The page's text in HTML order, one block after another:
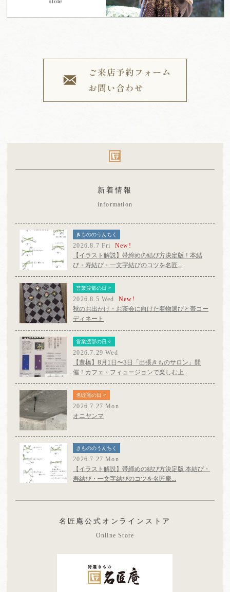
新着情報
information
きもののうんちく
2026.8.7 Fri New!
【イラスト解説】帯締めの結び方決定版！本結
び・寿結び・一文字結びのコツを名匠...
営業渡部の日々
2026.8.5 Wed New!
秋のお出かけ・お茶会に向けた着物選びと帯コー
ディネート
営業渡部の日々
2026.7.29 Wed
【豊橋】8月1日〜3日「出張きものサロン」開
催！カフェ・フィュージョンで楽しむ上...
名匠庵の日々
2026.7.27 Mon
オニヤンマ
きもののうんちく
2026.7.27 Mon
【イラスト解説】帯締めの結び方決定版 本結び・
寿結び・一文字結びのコツを名匠庵...
名匠庵公式オンラインストア
Online Store